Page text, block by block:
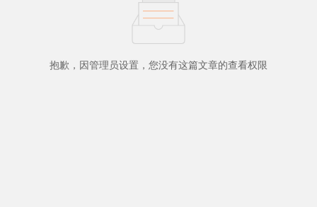
抱歉，因管理员设置，您没有这篇文章的查看权限